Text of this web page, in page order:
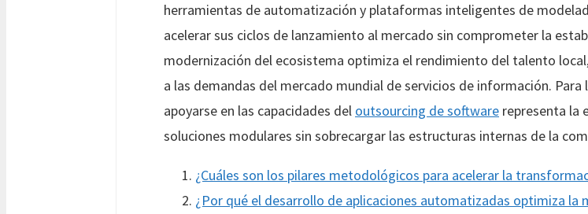
herramientas de automatización y plataformas inteligentes de
acelerar sus ciclos de lanzamiento al mercado sin comprometer la
modernización del ecosistema optimiza el rendimiento del talento
a las demandas del mercado mundial de servicios de información.
apoyarse en las capacidades del outsourcing de software representa la
soluciones modulares sin sobrecargar las estructuras internas de la
¿Cuáles son los pilares metodológicos para acelerar la
¿Por qué el desarrollo de aplicaciones automatizadas optimiza la